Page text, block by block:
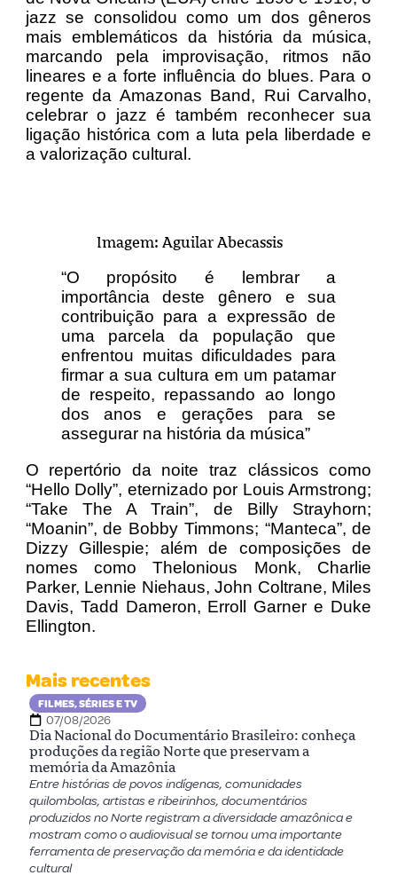
jazz se consolidou como um dos gêneros
mais emblemáticos da história da música,
marcando pela improvisação, ritmos não
lineares e a forte influência do blues. Para o
regente da Amazonas Band, Rui Carvalho,
celebrar o jazz é também reconhecer sua
ligação histórica com a luta pela liberdade e
a valorização cultural.
Imagem: Aguilar Abecassis
“O propósito é lembrar a
importância deste gênero e sua
contribuição para a expressão de
uma parcela da população que
enfrentou muitas dificuldades para
firmar a sua cultura em um patamar
de respeito, repassando ao longo
dos anos e gerações para se
assegurar na história da música”
O repertório da noite traz clássicos como
“Hello Dolly”, eternizado por Louis Armstrong;
“Take The A Train”, de Billy Strayhorn;
“Moanin”, de Bobby Timmons; “Manteca”, de
Dizzy Gillespie; além de composições de
nomes como Thelonious Monk, Charlie
Parker, Lennie Niehaus, John Coltrane, Miles
Davis, Tadd Dameron, Erroll Garner e Duke
Ellington.
Mais recentes
FILMES, SÉRIES E TV
07/08/2026
Dia Nacional do Documentário Brasileiro: conheça
produções da região Norte que preservam a
memória da Amazônia
Entre histórias de povos indígenas, comunidades
quilombolas, artistas e ribeirinhos, documentários
produzidos no Norte registram a diversidade amazônica e
mostram como o audiovisual se tornou uma importante
ferramenta de preservação da memória e da identidade
cultural